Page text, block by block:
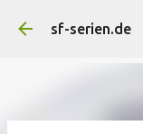
sf-serien.de